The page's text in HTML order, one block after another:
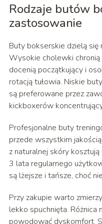
Rodzaje butów
zastosowanie
Buty bokserskie dzielą
Wysokie cholewki
docenią początkujący i
rotacją tułowia. Niskie
są preferowane przez
kickboxerów
Profesjonalne buty
przede wszystkim
z naturalnej skóry
3 lata regularnego
są lżejsze i tańsze, choć
Przy zakupie warto
lekko spuchnięta.
powodować dyskomfort.